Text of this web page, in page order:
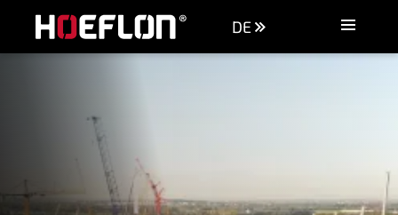
DE
Branchen
Wissensdatenbank
Kaufberatung
Angebot anfordern